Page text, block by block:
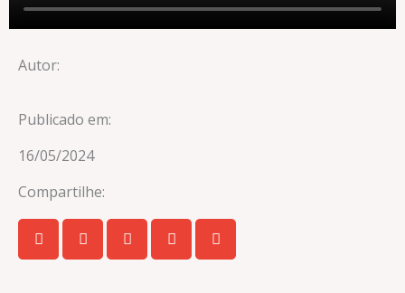
Autor:
Publicado em:
16/05/2024
Compartilhe: